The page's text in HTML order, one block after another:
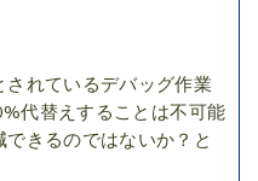
されているデバッグ作業
代替えすることは不可能
きるのではないか？と